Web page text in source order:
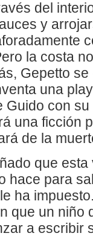
del
y
la costa
Gepetto
una
Guido con
una ficción
de la
que
hace para
ha
que un niño
a escribir